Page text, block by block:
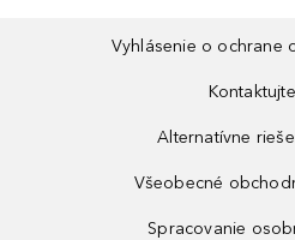
Vyhlásenie o ochrane
Alternatívne
Všeobecné
Spracovanie